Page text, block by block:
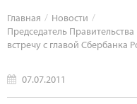
Главная
Новости
Председатель
встречу с главой Сбербанка
07.07.2011